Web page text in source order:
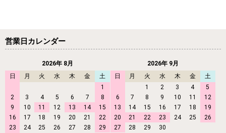
営業日カレンダー
2026年 8月
日
月 火 水 木 金
土
1
2
3 4 5 6 7
8
9
10 11 12 13 14
15
16
17 18 19 20 21
22
23
24 25 26 27 28
29
2026年 9月
日
月 火 水 木 金
土
1
2 3 4
5
6
7 8 9 10 11
12
13
14 15 16 17 18
19
20
21 22 23 24 25
26
27
28 29 30